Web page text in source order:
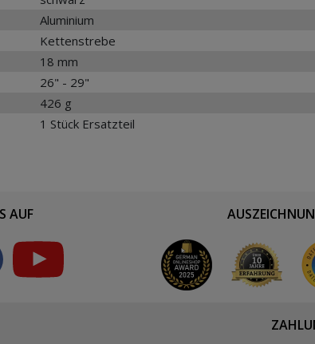
Aluminium
Kettenstrebe
18 mm
26" - 29"
426 g
1 Stück Ersatzteil
AUF